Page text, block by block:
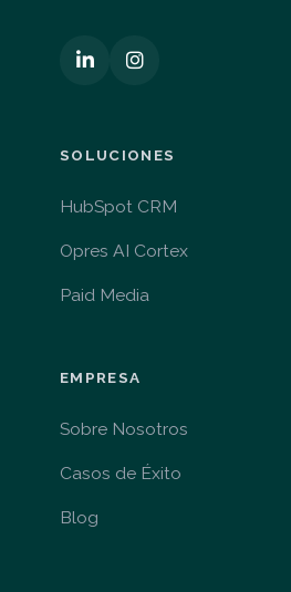
SOLUCIONES
HubSpot CRM
Opres AI Cortex
Paid Media
EMPRESA
Sobre Nosotros
Casos de Éxito
Blog